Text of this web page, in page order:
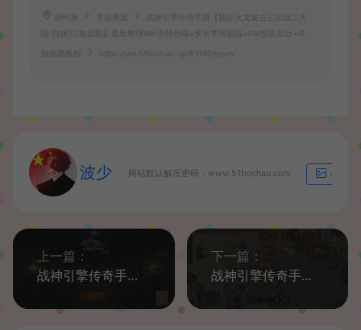
手游资源
战神引擎传奇手游【独步火龙复古三职业二大
陆-白猪7.2免授权】最新整理Win系特色端+安卓苹果双端+GM授权后台+详
细搭建教程 https://wd.51boshao.vip/63140/syym/
波少 网站默认解压密码：www.51boshao.com 生成海
上一篇：
战神引擎传奇手游【1.80昆仑热血王者职业-白猪G2.5免授权】最新整理Win系特色端+安卓苹果双端+GM授权物品后台+详细搭建教程
下一篇：
战神引擎传奇手游【新苍月传奇四大陆开区版-白猪7.1免授权】最新整理Win系特色端+安卓苹果双端+GM授权后台+详细搭建教程